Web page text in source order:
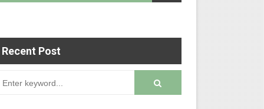
மின்னல் கல்விச் செய்தி இணையதளத்தில்
Recent Post